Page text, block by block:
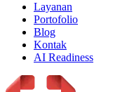
Layanan
Portofolio
Blog
Kontak
AI Readiness